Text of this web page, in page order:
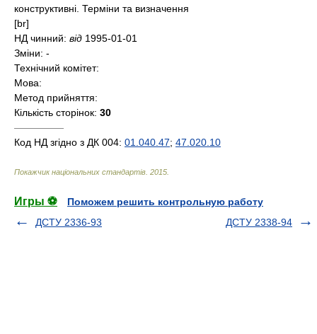
конструктивні. Терміни та визначення
[br]
НД чинний: від 1995-01-01
Зміни: -
Технічний комітет:
Мова:
Метод прийняття:
Кількість сторінок: 30
—————
Код НД згідно з ДК 004: 01.040.47; 47.020.10
Покажчик національних стандартів 2015
Игры ⚽
Поможем решить контрольную работу
ДСТУ 2336-93
ДСТУ 2338-94